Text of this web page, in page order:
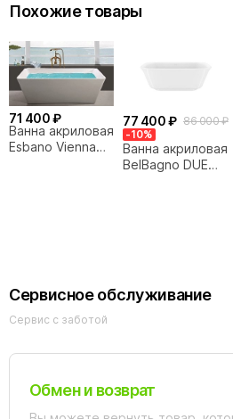
Похожие товары
71 400 ₽
Ванна акриловая
Esbano Vienna
77 400 ₽ 86 000 ₽
-10%
Ванна акриловая
BelBagno DUE
Сервисное обслуживание
Сервис с заботой
Обмен и возврат